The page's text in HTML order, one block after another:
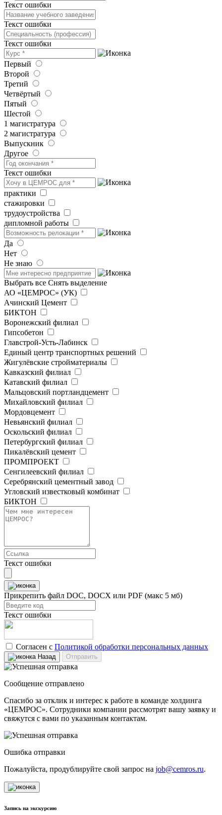
Текст ошибки
Текст ошибки
Текст ошибки
Первый
Второй
Третий
Четвёртый
Пятый
Шестой
1 магистратура
2 магистратура
Выпускник
Другое
Текст ошибки
практики
стажировки
трудоустройства
дипломной работы
Да
Нет
Не знаю
Выбрать все Снять выделение
АО «ЦЕМРОС» (УК)
Ачинский Цемент
БИКТОН
Воронежский филиал
Гипсобетон
Главстрой-Усть-Лабинск
Единый центр транспортных решений
Жигулёвские стройматериалы
Кавказский филиал
Катавский филиал
Мальцовский портландцемент
Михайловский филиал
Мордовцемент
Невьянский филиал
Оскольский филиал
Петербургский филиал
Пикалёвский цемент
ПРОМПРОЕКТ
Сенгилеевский филиал
Серебрянский цементный завод
Угловский известковый комбинат
БИКТОН
Текст ошибки
Прикрепить файл DOC, DOCX или PDF (макс 5 мб)
Текст ошибки
Согласен с Политикой обработки персональных данных
Назад Отправить
Сообщение отправлено
Спасибо за отклик и интерес к работе в команде холдинга
«ЦЕМРОС». Сотрудники компании рассмотрят вашу заявку и
свяжутся с вами по указанным контактам.
Ошибка отправки
Пожалуйста, продублируйте свой запрос на job@cemros.ru.
Запись на экскурсию